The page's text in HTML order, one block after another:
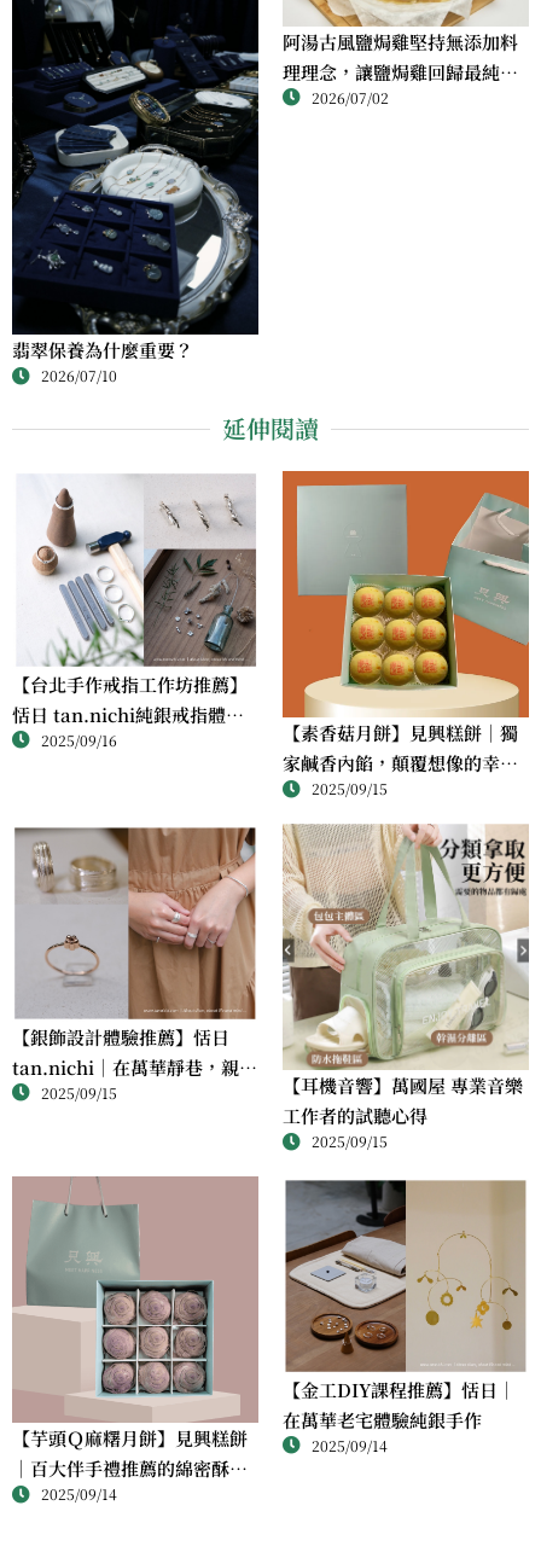
翡翠保養為什麼重要？
2026/07/10
阿湯古風鹽焗雞堅持無添加料
理理念，讓鹽焗雞回歸最純粹
的風味2026/07/02
延伸閱讀
【台北手作戒指工作坊推薦】
恬日 tan.nichi純銀戒指體驗
｜情侶・朋友一起完成的金工
2025/09/16
【素香菇月餅】見興糕餅｜獨
家鹹香內餡，顛覆想像的幸福
滋味2025/09/15
【銀飾設計體驗推薦】恬日
tan.nichi｜在萬華靜巷，親手
完成屬於自己的銀戒
2025/09/15
【耳機音響】萬國屋 專業音樂
工作者的試聽心得
2025/09/15
【芋頭Ｑ麻糬月餅】見興糕餅
｜百大伴手禮推薦的綿密酥香
新體驗2025/09/14
【金工DIY課程推薦】恬日｜
在萬華老宅體驗純銀手作
2025/09/14